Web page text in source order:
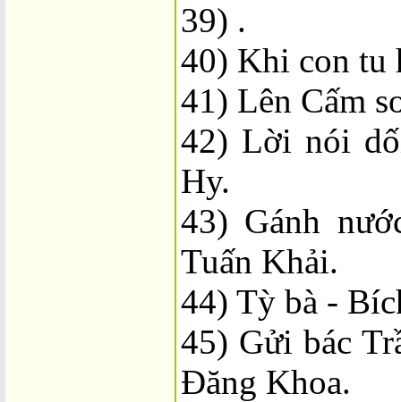
39) .
40) Khi con tu
41) Lên Cấm
42) Lời nói
Hy.
43) Gánh
Tuấn Khải.
44) Tỳ bà -
45) Gửi bác
Đăng Khoa.